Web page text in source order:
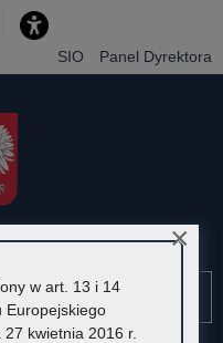
SIO Panel Dyrektora
w Krakowie
w art. 13 i 14
Europejskiego
kwietnia 2016 r.
×